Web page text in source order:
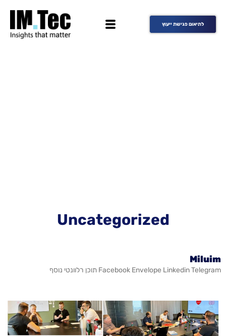
לתיאום פגישת ייעוץ
Uncategorized
Miluim
Facebook Envelope Linkedin Telegram תוכן רלוונטי נוסף